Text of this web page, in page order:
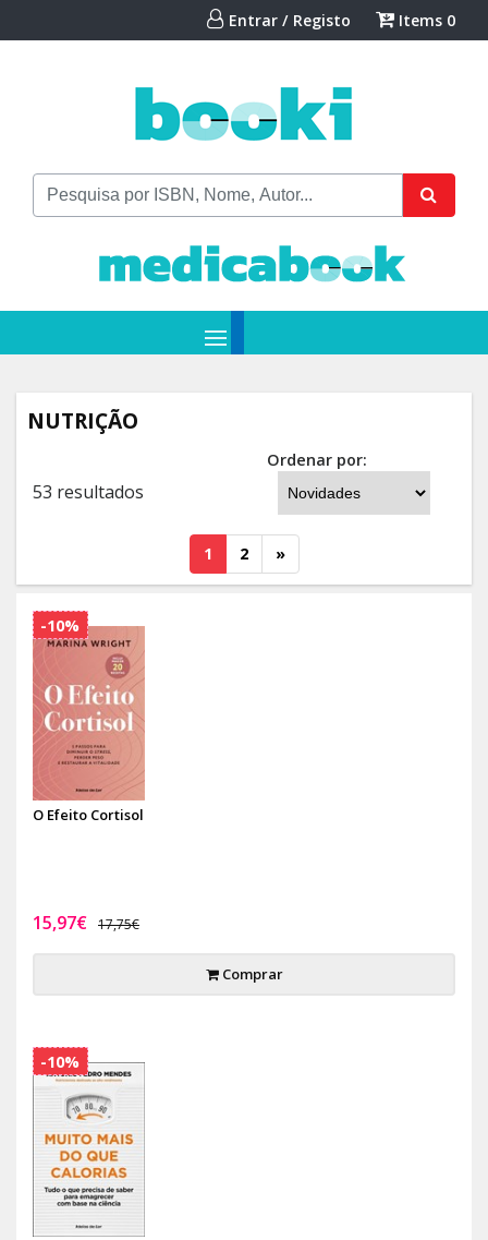
Entrar / Registo Items 0
NUTRIÇÃO
53 resultados
Ordenar por:
1 2 »
O Efeito Cortisol
15,97€ 17,75€
Comprar
-10%
-10%